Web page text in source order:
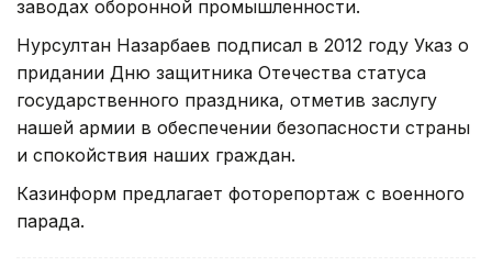
заводах оборонной промышленности.
Нурсултан Назарбаев подписал в 2012 году Указ о
придании Дню защитника Отечества статуса
государственного праздника, отметив заслугу
нашей армии в обеспечении безопасности страны
и спокойствия наших граждан.
Казинформ предлагает фоторепортаж с военного
парада.